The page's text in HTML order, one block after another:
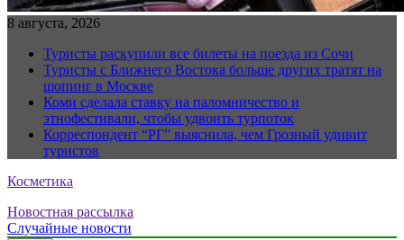
8 августа, 2026
Туристы раскупили все билеты на поезда из Сочи
Туристы с Ближнего Востока больше других тратят на
шопинг в Москве
Коми сделала ставку на паломничество и
этнофестивали, чтобы удвоить турпоток
Корреспондент “РГ” выяснила, чем Грозный удивит
туристов
Косметика
Новостная рассылка
Случайные новости